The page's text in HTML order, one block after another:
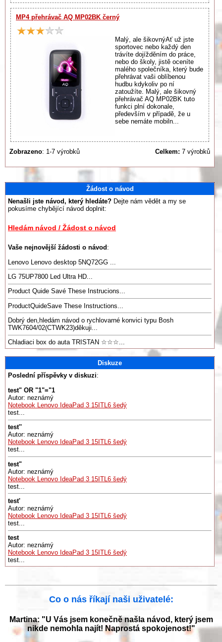
MP4 přehrávač AQ MP02BK černý
Malý, ale šikovnýAť už jste
sportovec nebo každý den
trávíte dojížděním do práce,
nebo do školy, jistě oceníte
malého společníka, který bude
přehrávat vaši oblíbenou
hudbu kdykoliv po ní
zatoužíte. Malý, ale šikovný
přehrávač AQ MP02BK tuto
funkci plní dokonale,
především v případě, že u
sebe nemáte mobiln...
Zobrazeno: 1-7 výrobků Celkem: 7 výrobků
Žádost o návod
Nenašli jste návod, který hledáte? Dejte nám vědět a my se
pokusíme chybějící návod doplnit:
Hledám návod / Žádost o návod
Vaše nejnovější žádosti o návod :
Lenovo Lenovo desktop 5NQ72GG ...
LG 75UP7800 Led Ultra HD...
Product Quide Savé These Instrucions...
ProductQuideSave These Instructions...
Dobrý den,hledám návod o rychlovarné konvici typu Bosh
TWK7604/02(CTWK23)děkuji...
Chladiaci box do auta TRISTAN ☆☆☆...
Diskuze
Poslední příspěvky v diskuzi:
test" OR "1"="1
Autor: neznámý
Notebook Lenovo IdeaPad 3 15ITL6 šedý
test...
test''
Autor: neznámý
Notebook Lenovo IdeaPad 3 15ITL6 šedý
test...
test"
Autor: neznámý
Notebook Lenovo IdeaPad 3 15ITL6 šedý
test...
test'
Autor: neznámý
Notebook Lenovo IdeaPad 3 15ITL6 šedý
test...
test
Autor: neznámý
Notebook Lenovo IdeaPad 3 15ITL6 šedý
test...
Co o nás říkají naši uživatelé:
Martina: "U Vás jsem konečně našla návod, který jsem
nikde nemohla najít! Naprostá spokojenost!"